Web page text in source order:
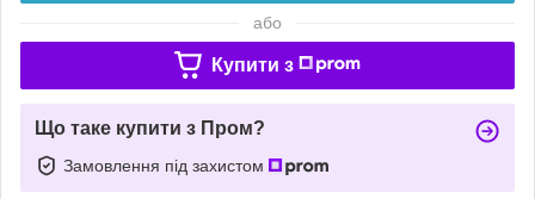
або
Купити з
Що таке купити з Пром?
Замовлення під захистом